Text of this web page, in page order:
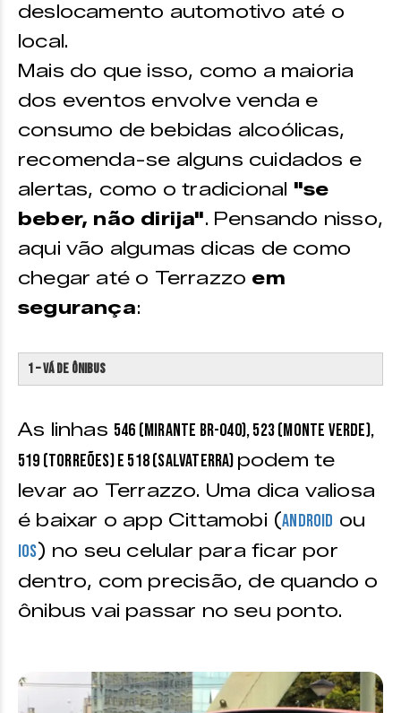
deslocamento automotivo até o
local.
Mais do que isso, como a maioria
dos eventos envolve venda e
consumo de bebidas alcoólicas,
recomenda-se alguns cuidados e
alertas, como o tradicional "se
beber, não dirija". Pensando nisso,
aqui vão algumas dicas de como
chegar até o Terrazzo em
segurança:
1 – Vá de ônibus
As linhas 546 (Mirante BR-040), 523 (Monte Verde),
519 (Torreões) e 518 (Salvaterra) podem te
levar ao Terrazzo. Uma dica valiosa
é baixar o app Cittamobi (Android ou
IOS) no seu celular para ficar por
dentro, com precisão, de quando o
ônibus vai passar no seu ponto.